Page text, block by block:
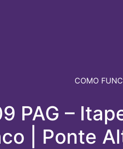
COMO
PAG –
| Ponte